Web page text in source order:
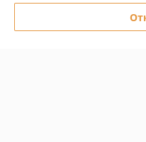
Качественный товар. Быстро